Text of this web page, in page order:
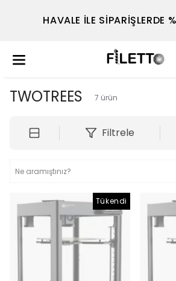
HAVALE İLE SİPARİŞLERDE
TWOTREES 7 ürün
Filtrele
Tükendi